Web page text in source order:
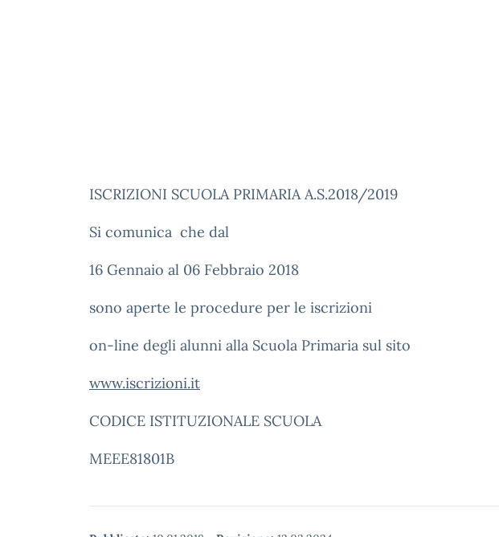
ISCRIZIONI SCUOLA PRIMARIA A.S.2018/2019
Si comunica che dal
16 Gennaio al 06 Febbraio 2018
sono aperte le procedure per le iscrizioni
on-line degli alunni alla Scuola Primaria sul sito
www.iscrizioni.it
CODICE ISTITUZIONALE SCUOLA
MEEE81801B